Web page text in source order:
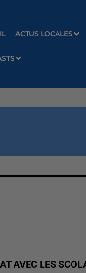
ACTUS LOCALES
AVEC LES